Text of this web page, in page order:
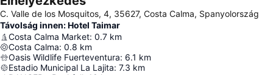
C. Valle de los Mosquitos, 4, 35627, Costa Calma, Spanyolország
Távolság innen: Hotel Taimar
Costa Calma Market: 0.7 km
Costa Calma: 0.8 km
Oasis Wildlife Fuerteventura: 6.1 km
Estadio Municipal La Lajita: 7.3 km